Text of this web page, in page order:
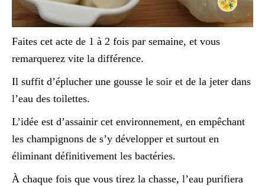
Faites cet acte de 1 à 2 fois par semaine, et vous
remarquerez vite la différence.
Il suffit d’éplucher une gousse le soir et de la jeter dans
l’eau des toilettes.
L’idée est d’assainir cet environnement, en empêchant
les champignons de s’y développer et surtout en
éliminant définitivement les bactéries.
À chaque fois que vous tirez la chasse, l’eau purifiera